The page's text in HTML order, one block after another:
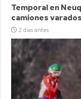
Temporal en
camiones varados
2 días antes